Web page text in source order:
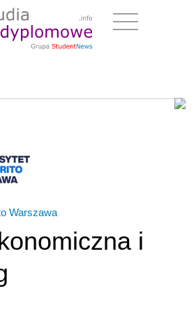
Warszawa
i